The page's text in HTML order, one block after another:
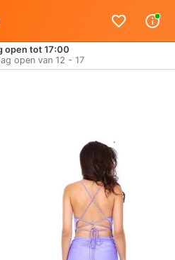
open tot 17:00
open van 12 - 17